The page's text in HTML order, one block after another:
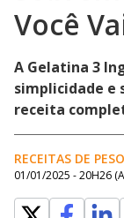
Você
A Gelatina 3
simplicidade e
receita
RECEITAS DE
01/01/2025 - 20H26